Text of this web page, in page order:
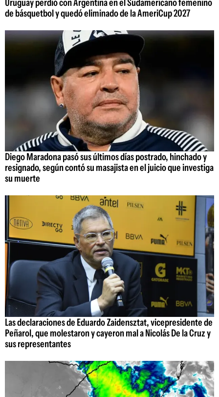
de básquetbol y quedó eliminado de la AmeriCup 2027
Diego Maradona pasó sus últimos días postrado, hinchado y
resignado, según contó su masajista en el juicio que investiga
su muerte
Las declaraciones de Eduardo Zaidensztat, vicepresidente de
Peñarol, que molestaron y cayeron mal a Nicolás De la Cruz y
sus representantes